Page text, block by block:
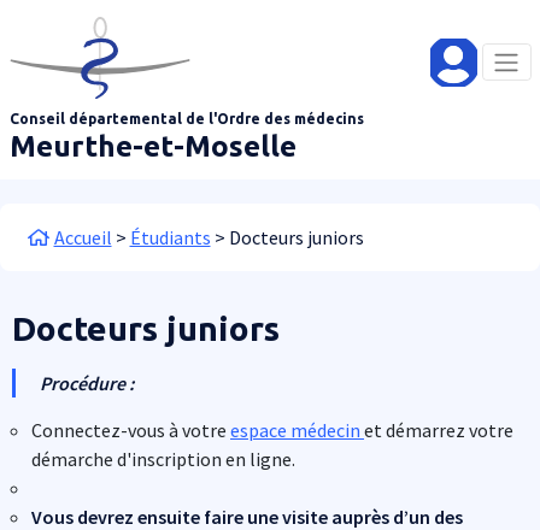
Aller au contenu principal
Conseil départemental de l'Ordre des médecins
Meurthe-et-Moselle
Fil d'Ariane
Accueil Étudiants Docteurs juniors
Docteurs juniors
Procédure :
Connectez-vous à votre espace médecin et démarrez votre
démarche d'inscription en ligne.
Vous devrez ensuite faire une visite auprès d’un des
Panneau de gestion des cookies